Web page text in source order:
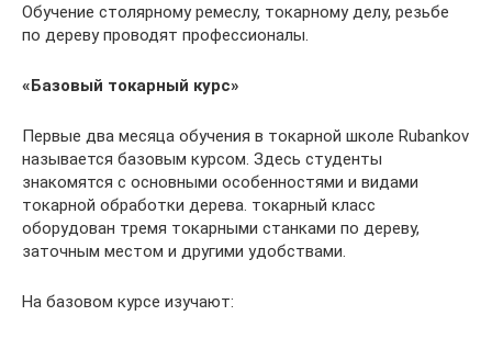
Обучение столярному ремеслу, токарному делу, резьбе
по дереву проводят профессионалы.
«Базовый токарный курс»
Первые два месяца обучения в токарной школе Rubankov
называется базовым курсом. Здесь студенты
знакомятся с основными особенностями и видами
токарной обработки дерева. токарный класс
оборудован тремя токарными станками по дереву,
заточным местом и другими удобствами.
На базовом курсе изучают: